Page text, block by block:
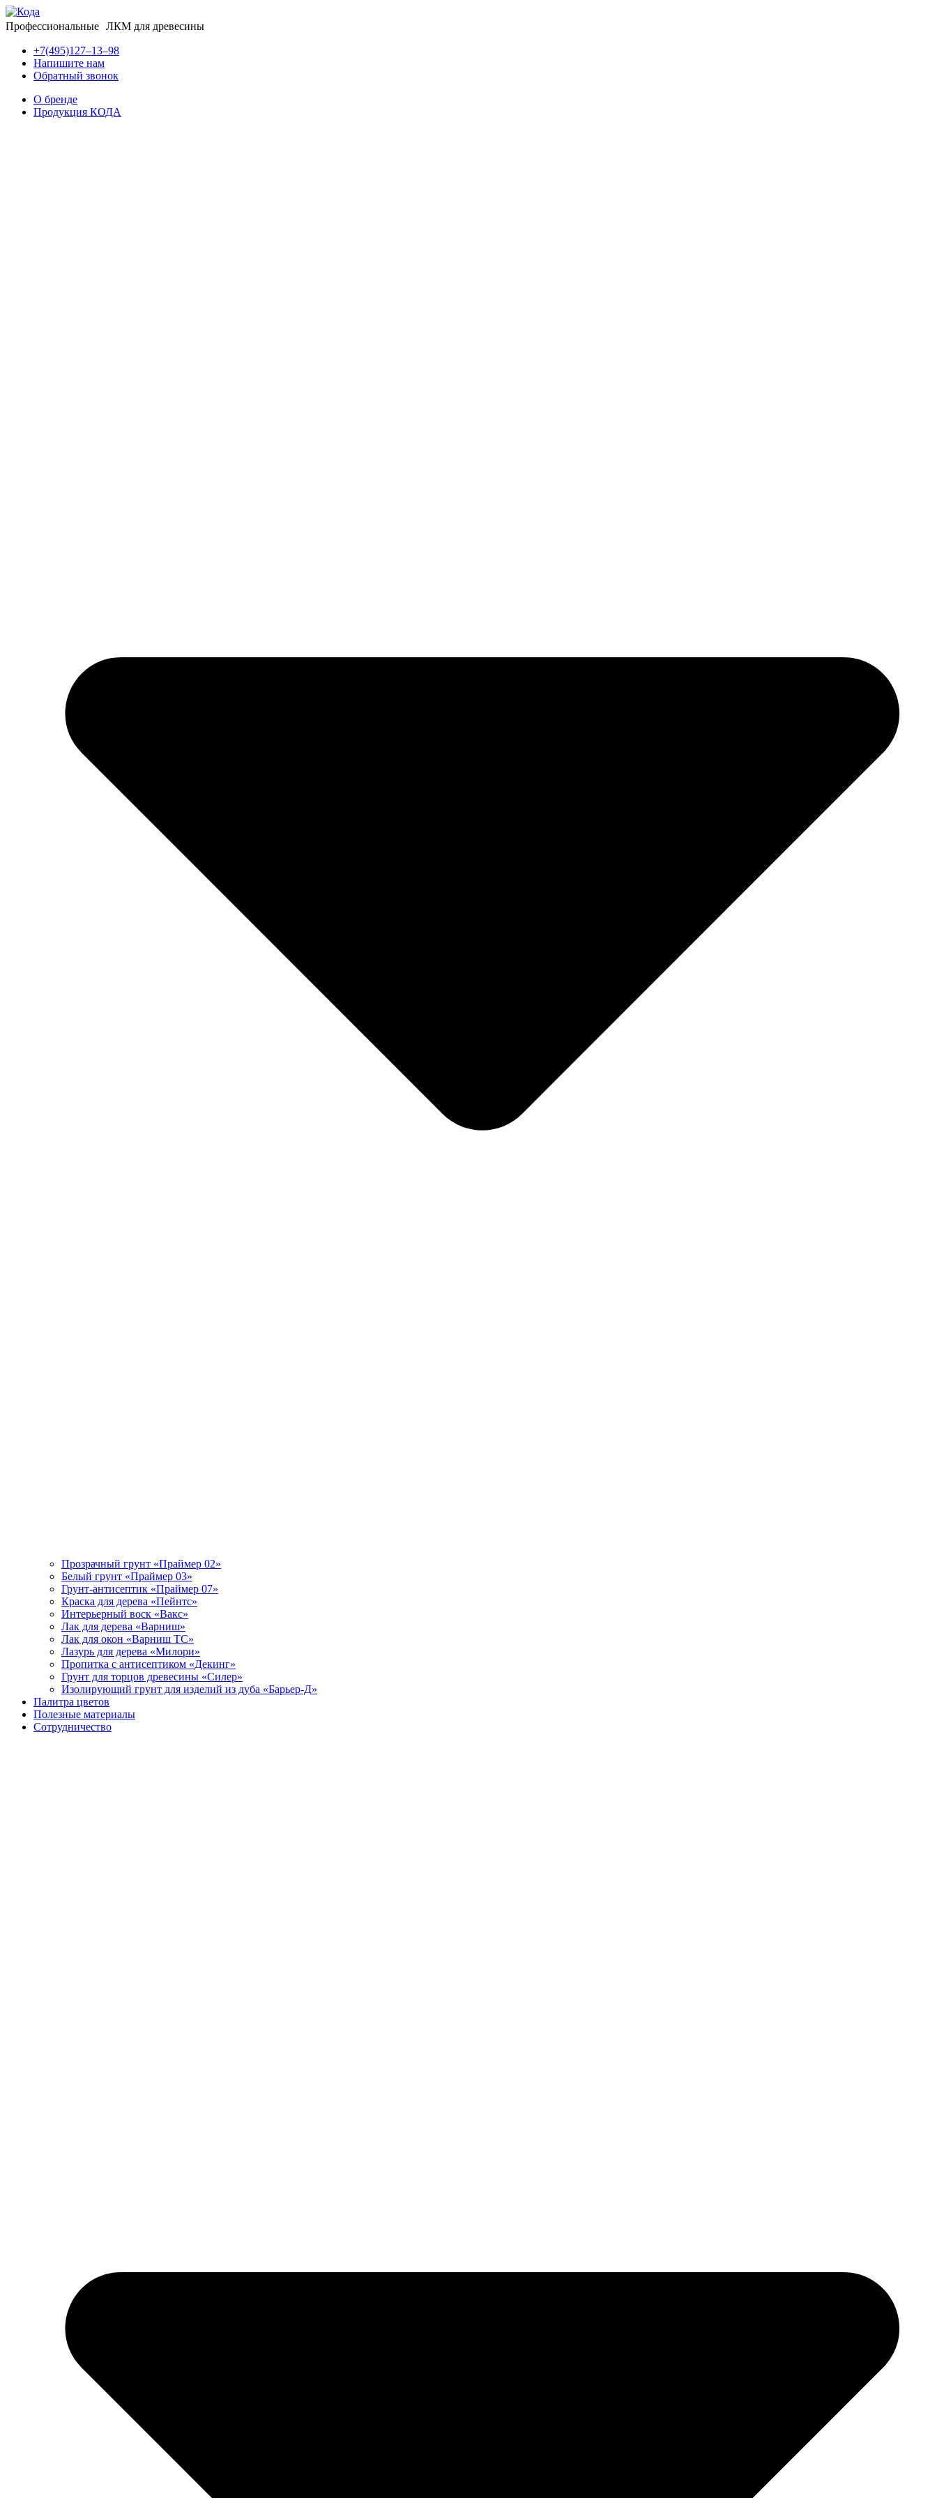
Профессиональные ЛКМ для древесины
+7(495)127–13–98
Напишите нам
Обратный звонок
О бренде
Продукция КОДА
Прозрачный грунт «Праймер 02»
Белый грунт «Праймер 03»
Грунт-антисептик «Праймер 07»
Краска для дерева «Пейнтс»
Интерьерный воск «Вакс»
Лак для дерева «Варниш»
Лак для окон «Варниш ТС»
Лазурь для дерева «Милори»
Пропитка с антисептиком «Декинг»
Грунт для торцов древесины «Силер»
Изолирующий грунт для изделий из дуба «Барьер-Д»
Палитра цветов
Полезные материалы
Сотрудничество